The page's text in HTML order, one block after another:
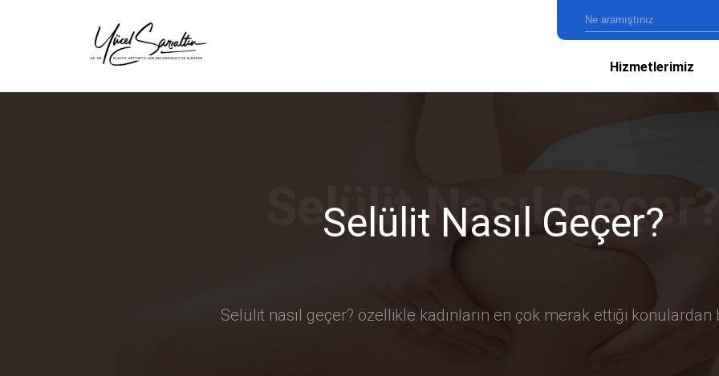
Hizmetlerimiz
Selülit Nasıl Geçer?
Selülit nasıl geçer? özellikle kadınların en çok merak ettiği konulardan